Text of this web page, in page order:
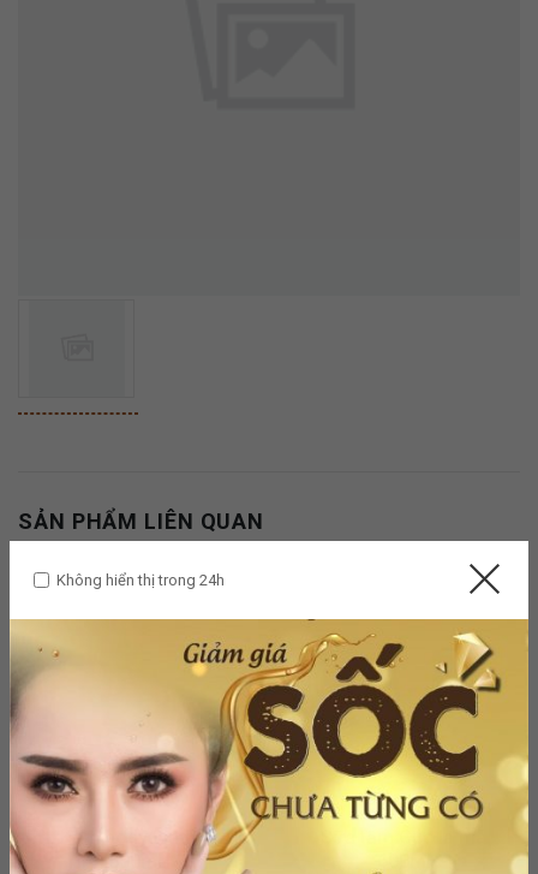
SẢN PHẨM LIÊN QUAN
Kem body Linday
500ml
Sữa tắm Cúc la mã
600ml
Không hiển thị trong 24h